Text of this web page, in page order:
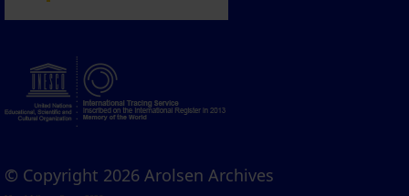
© Copyright 2026 Arolsen Archives